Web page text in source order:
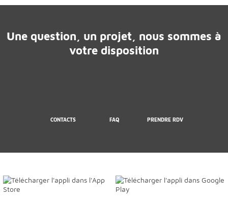
Une question, un projet, nous sommes à
votre disposition
CONTACTS FAQ PRENDRE RDV